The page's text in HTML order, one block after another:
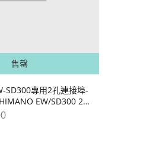
售罄
SD300專用2孔連接埠-
EW/SD300 2
EW-JC304